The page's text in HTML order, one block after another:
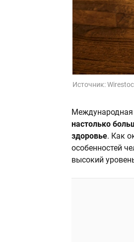
Источник:
Международная
настолько
здоровье. Как
особенностей
высокий